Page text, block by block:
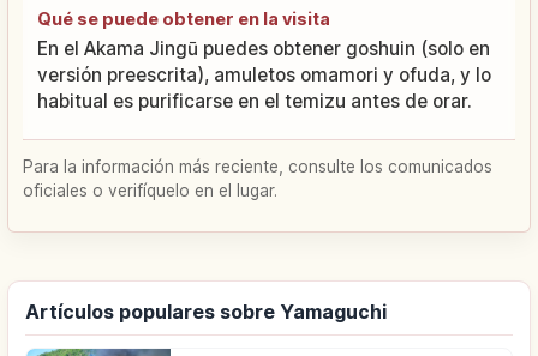
Qué se puede obtener en la visita
En el Akama Jingū puedes obtener goshuin (solo en
versión preescrita), amuletos omamori y ofuda, y lo
habitual es purificarse en el temizu antes de orar.
Para la información más reciente, consulte los comunicados
oficiales o verifíquelo en el lugar.
Artículos populares sobre Yamaguchi